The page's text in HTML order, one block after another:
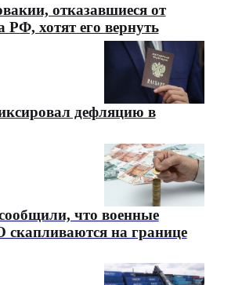
отказавшиеся от
РФ, хотят его вернуть
дефляцию в
что военные
на границе